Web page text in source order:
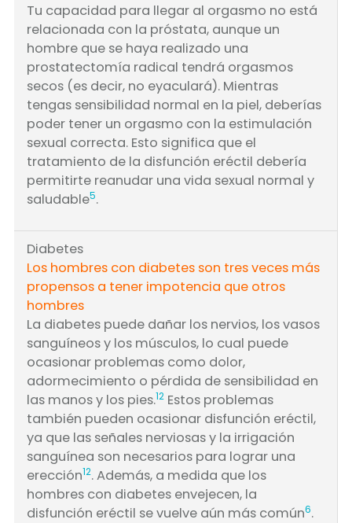
Tu capacidad para llegar al orgasmo no está
relacionada con la próstata, aunque un
hombre que se haya realizado una
prostatectomía radical tendrá orgasmos
secos (es decir, no eyaculará). Mientras
tengas sensibilidad normal en la piel, deberías
poder tener un orgasmo con la estimulación
sexual correcta. Esto significa que el
tratamiento de la disfunción eréctil debería
permitirte reanudar una vida sexual normal y
saludable5.
Diabetes
Los hombres con diabetes son tres veces más
propensos a tener impotencia que otros
hombres
La diabetes puede dañar los nervios, los vasos
sanguíneos y los músculos, lo cual puede
ocasionar problemas como dolor,
adormecimiento o pérdida de sensibilidad en
las manos y los pies.12 Estos problemas
también pueden ocasionar disfunción eréctil,
ya que las señales nerviosas y la irrigación
sanguínea son necesarios para lograr una
erección12. Además, a medida que los
hombres con diabetes envejecen, la
disfunción eréctil se vuelve aún más común6.